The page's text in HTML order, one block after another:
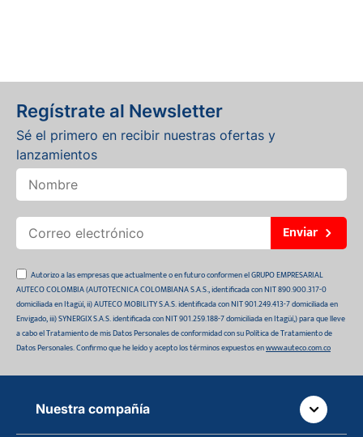
Regístrate al Newsletter
Sé el primero en recibir nuestras ofertas y
lanzamientos
Enviar
Autorizo a las empresas que actualmente o en futuro conformen el GRUPO EMPRESARIAL
AUTECO COLOMBIA (AUTOTECNICA COLOMBIANA S.A.S., identificada con NIT 890.900.317-0
domiciliada en Itagüí, ii) AUTECO MOBILITY S.A.S. identificada con NIT 901.249.413-7 domiciliada en
Envigado, iii) SYNERGIX S.A.S. identificada con NIT 901.259.188-7 domiciliada en Itagüí,) para que lleve
a cabo el Tratamiento de mis Datos Personales de conformidad con su Política de Tratamiento de
Datos Personales. Confirmo que he leído y acepto los términos expuestos enwww.auteco.com.co
Nuestra compañía